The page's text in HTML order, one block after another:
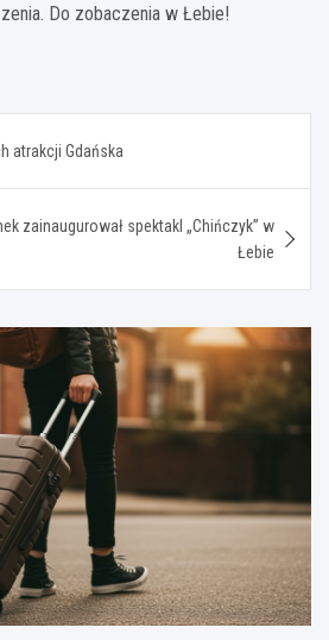
Do zobaczenia w Łebie!
atrakcji Gdańska
zainaugurował spektakl „Chińczyk” w
Łebie